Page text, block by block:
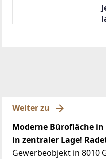
Weiter zu
Moderne Bürofläche
in zentraler Lage!
Gewerbeobjekt in 8010